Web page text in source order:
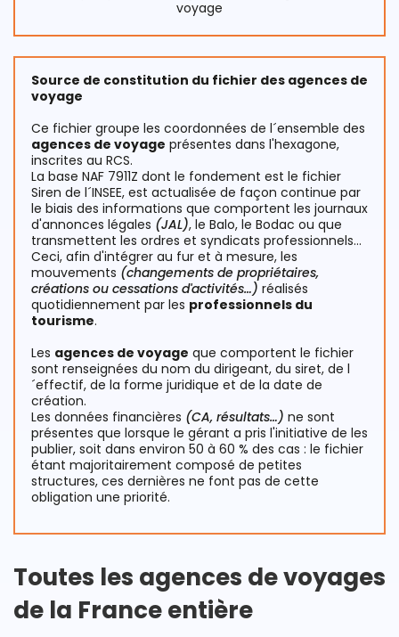
voyage
Source de constitution du fichier des agences de
voyage
Ce fichier groupe les coordonnées de l´ensemble des
agences de voyage présentes dans l'hexagone,
inscrites au RCS.
La base NAF 7911Z dont le fondement est le fichier
Siren de l´INSEE, est actualisée de façon continue par
le biais des informations que comportent les journaux
d'annonces légales (JAL), le Balo, le Bodac ou que
transmettent les ordres et syndicats professionnels…
Ceci, afin d'intégrer au fur et à mesure, les
mouvements (changements de propriétaires,
créations ou cessations d'activités…) réalisés
quotidiennement par les professionnels du
tourisme.
Les agences de voyage que comportent le fichier
sont renseignées du nom du dirigeant, du siret, de l
´effectif, de la forme juridique et de la date de
création.
Les données financières (CA, résultats…) ne sont
présentes que lorsque le gérant a pris l'initiative de les
publier, soit dans environ 50 à 60 % des cas : le fichier
étant majoritairement composé de petites
structures, ces dernières ne font pas de cette
obligation une priorité.
Toutes les agences de voyages
de la France entière